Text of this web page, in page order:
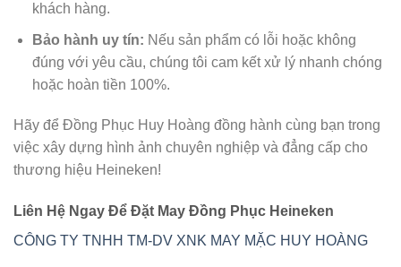
khách hàng.
Bảo hành uy tín: Nếu sản phẩm có lỗi hoặc không
đúng với yêu cầu, chúng tôi cam kết xử lý nhanh chóng
hoặc hoàn tiền 100%.
Hãy để Đồng Phục Huy Hoàng đồng hành cùng bạn trong
việc xây dựng hình ảnh chuyên nghiệp và đẳng cấp cho
thương hiệu Heineken!
Liên Hệ Ngay Để Đặt May Đồng Phục Heineken
CÔNG TY TNHH TM-DV XNK MAY MẶC HUY HOÀNG